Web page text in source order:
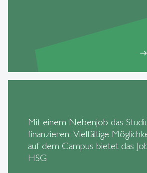
east
Mit einem Nebenjob das
finanzieren: Vielfältige
auf dem Campus bietet das
HSG